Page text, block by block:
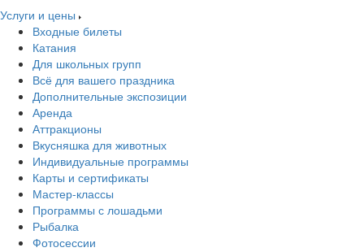
Услуги и цены
Входные билеты
Катания
Для школьных групп
Всё для вашего праздника
Дополнительные экспозиции
Аренда
Аттракционы
Вкусняшка для животных
Индивидуальные программы
Карты и сертификаты
Мастер-классы
Программы с лошадьми
Рыбалка
Фотосессии